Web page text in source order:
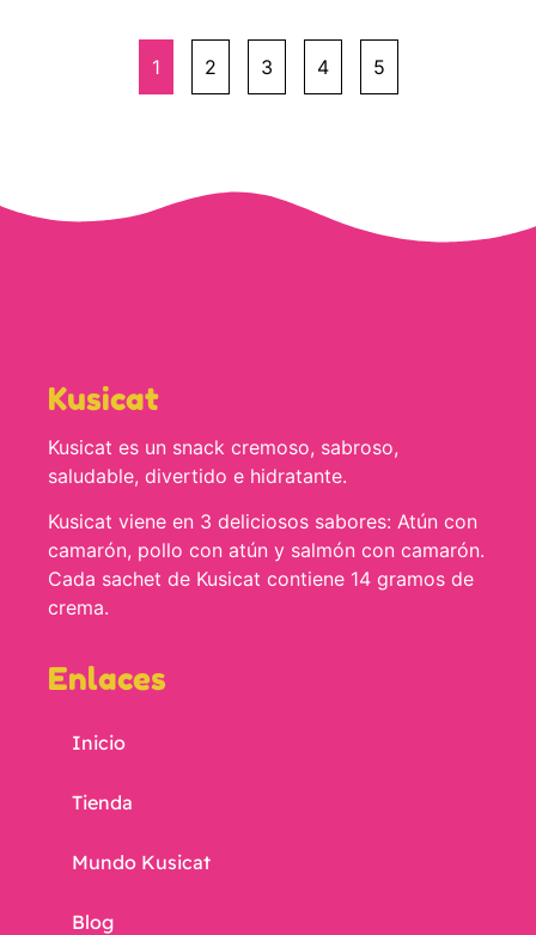
1 2 3 4 5
Kusicat
Kusicat es un snack cremoso, sabroso,
saludable, divertido e hidratante.
Kusicat viene en 3 deliciosos sabores: Atún con
camarón, pollo con atún y salmón con camarón.
Cada sachet de Kusicat contiene 14 gramos de
crema.
Enlaces
Inicio
Tienda
Mundo Kusicat
Blog